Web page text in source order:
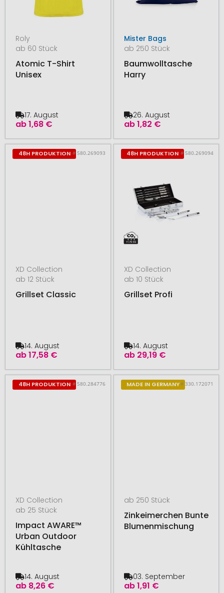
Roly
ab 60 Stück
Atomic T-Shirt
Unisex
ab1,68 €
17. August
Mister Bags
ab 250 Stück
Baumwolltasche
Harry
ab1,82 €
26. August
48H PRODUKTION # 580.269093
XD Collection
ab 12 Stück
Grillset Classic
ab17,58 €
14. August
48H PRODUKTION # 580.269094
XD Collection
ab 10 Stück
Grillset Profi
ab 29,19 €
14. August
48H PRODUKTION # 580.284776
XD Collection
ab 25 Stück
Impact AWARE™
Urban Outdoor
Kühltasche
ab 8,26 €
14. August
MADE IN GERMANY# 330.172071
ab 250 Stück
Zinkeimerchen Bunte
Blumenmischung
ab1,91 €
03. September